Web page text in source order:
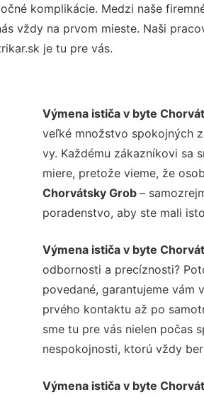
komplikácie. Medzi naše
vždy na prvom mieste. Naši
je tu pre vás.
Výmena ističa v byte
veľké množstvo spokojných
vy. Každému zákazníkovi sa
miere, pretože vieme, že
Chorvátsky Grob –
poradenstvo, aby ste mali
Výmena ističa v byte
odbornosti a precíznosti?
povedané, garantujeme vám
prvého kontaktu až po
sme tu pre vás nielen počas
nespokojnosti, ktorú vždy
Výmena ističa v byte